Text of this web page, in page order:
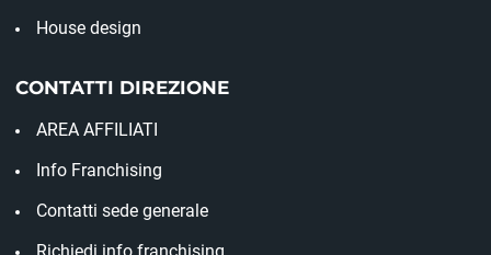
House design
CONTATTI DIREZIONE
AREA AFFILIATI
Info Franchising
Contatti sede generale